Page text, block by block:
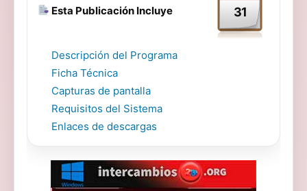
Esta Publicación Incluye 31
Descripción del Programa
Ficha Técnica
Capturas de pantalla
Requisitos del Sistema
Enlaces de descargas